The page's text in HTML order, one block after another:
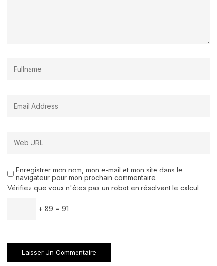
Enregistrer mon nom, mon e-mail et mon site dans le
navigateur pour mon prochain commentaire.
Vérifiez que vous n'êtes pas un robot en résolvant le calcul
+ 89 = 91